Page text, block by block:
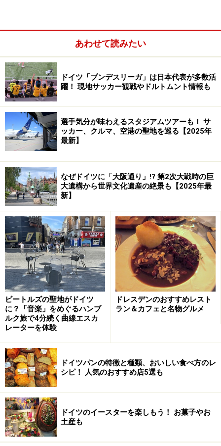
の三大クリスマスマーケットのほかにも魅力的なマーケ
ットがたくさんありますが、日本からのフライト直行便
があるデュッセルドルフのクリスマスマーケットもおす
すめのひとつです。
お菓子の名店ハイネマンもあり！
デュッセルドルフのクリスマスマーケットは、ドイツの
多くの街より開催期間が長いのが嬉しいポイント。そし
て何より立地の良さが魅力です。ドイツ西部のライン川
沿いに位置するデュッセルドルフの近郊には、ケルン、
アーヘン、ドルトムントなど人気のクリスマスマーケッ
トがたくさんあるので一度の旅行でいろいろなマーケッ
トを体験できますし、ベルギーやオランダとの国境に近
いので隣国のクリスマスマーケットを訪れることも可
能。在住日本人が約7000人もいる日本人街として知られ
るデュッセルドルフは、日本食レストランからショッ
プ、ホテルなど日本人が快適に過ごせる環境が整ってい
るので旅の拠点としてもおすすめの街です。
デュッセルドルフではいくつかの広場でそれぞれのテー
マに沿ったクリスマスマーケットが開催されます。有名
なアルトシュタット（旧市街）を中心に趣の異なるマー
ケットの見どころをご紹介しましょう。
あわせて読みたい
ドイツ「ブンデスリーガ」は日本代表が多数活
躍！ 現地サッカー観戦やドルトムント情報も
選手気分が味わえるスタジアムツアーも！ サ
ッカー、クルマ、空港の聖地を巡る【2025年
最新】
なぜドイツに「大阪通り」!? 第2次大戦時の巨
大遺構から世界文化遺産の絶景も【2025年最
新】
ビートルズの聖地がドイツ
に？「音楽」をめぐるハンブ
ルク旅で4分続く曲線エスカ
レーターを体験
ドレスデンのおすすめレスト
ラン＆カフェと名物グルメ
ドイツパンの特徴と種類、おいしい食べ方のレ
シピ！ 人気のおすすめ店5選も
ドイツのイースターを楽しもう！ お菓子やお
土産も